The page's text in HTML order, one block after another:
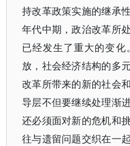
持改革政策实施的继承
年代中期，政治改革所
已经发生了重大的变
放，社会经济结构的多
改革所带来的新的社会
导层不但要继续处理渐
还必须面对新的危机和
往与遗留问题交织在一